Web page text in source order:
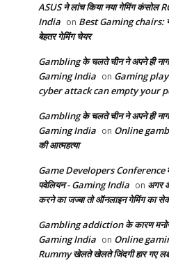
ASUS ने लांच किया नया गेमिंग कंसोल
India on Best Gaming chairs:
बेहतर गेमिंग चेयर
Gambling के चलते चीन ने अपने ही
Gaming India on Gaming
cyber attack can empty your
Gambling के चलते चीन ने अपने ही
Gaming India on Online
की आत्महत्या
Game Developers Conference में
पवेलियन - Gaming India on अगर
करने का जज्बा तो ऑनलाइन गेमिंग का
Gambling addiction के कारण
Gaming India on Online
Rummy खेलते खेलते जिंदगी हार गए